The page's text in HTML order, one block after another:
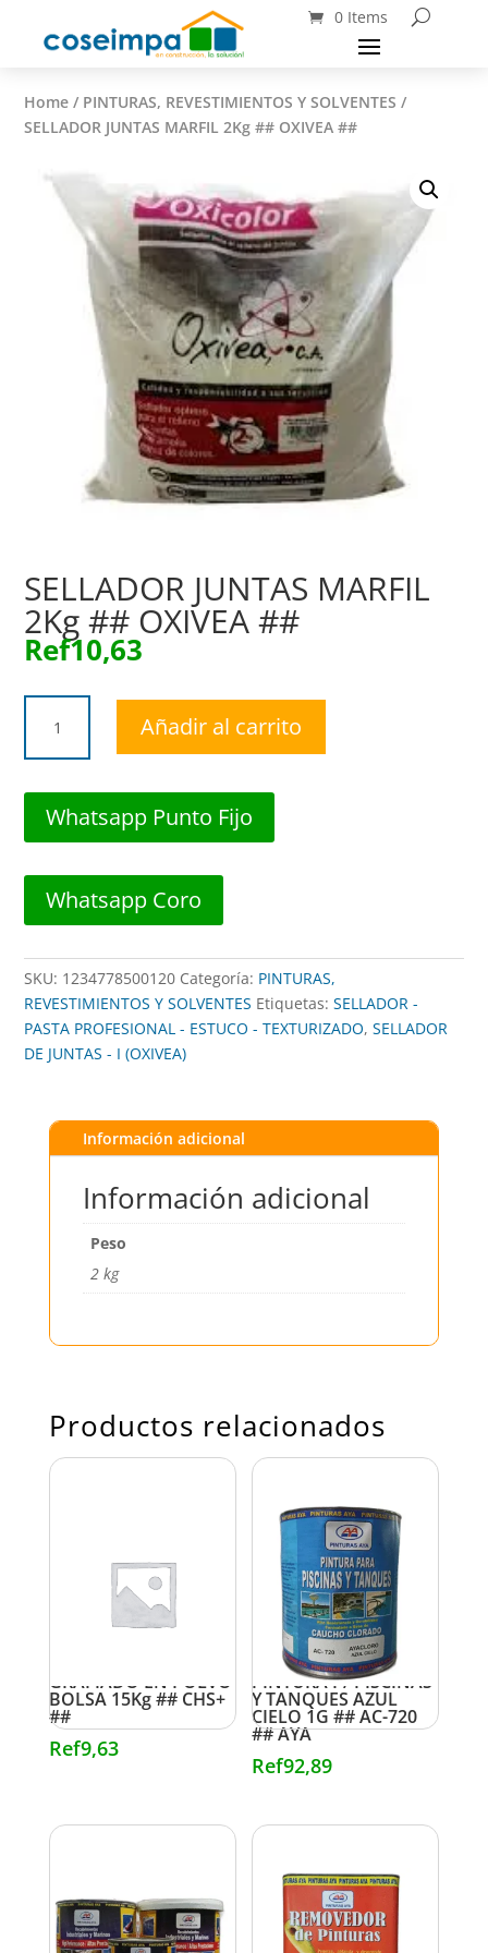
0 Items
Home / PINTURAS, REVESTIMIENTOS Y SOLVENTES /
SELLADOR JUNTAS MARFIL 2Kg ## OXIVEA ##
SELLADOR JUNTAS MARFIL
2Kg ## OXIVEA ##
Ref10,63
JUNTAS
MARFIL
OXIVEA
cantidad
Añadir al carrito
Whatsapp Punto Fijo
Whatsapp Coro
SKU: 1234778500120 Categoría: PINTURAS,
REVESTIMIENTOS Y SOLVENTES Etiquetas:SELLADOR -
PASTA PROFESIONAL - ESTUCO - TEXTURIZADO,SELLADOR
DE JUNTAS - I (OXIVEA)
Información adicional
Información adicional
Peso
2 kg
Productos relacionados
GRAFIADO EN POLVO
BOLSA 15Kg ## CHS+
##
Ref9,63
PINTURA P/ PISCINAS
Y TANQUES AZUL
CIELO 1G ## AC-720
## AYA
Ref92,89